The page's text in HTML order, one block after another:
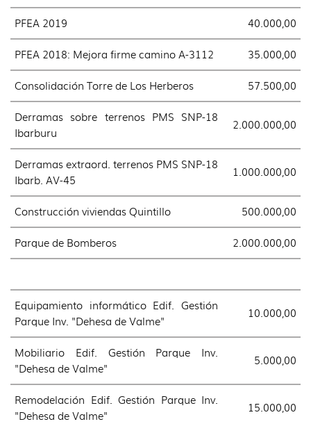
PFEA 2019 40.000,00
PFEA 2018: Mejora firme camino A-3112 35.000,00
Consolidación Torre de Los Herberos 57.500,00
Derramas sobre terrenos PMS SNP-18
Ibarburu
2.000.000,00
Derramas extraord. terrenos PMS SNP-18
Ibarb. AV-45
1.000.000,00
Construcción viviendas Quintillo 500.000,00
Parque de Bomberos 2.000.000,00
Equipamiento informático Edif. Gestión
Parque Inv. "Dehesa de Valme"
10.000,00
Mobiliario Edif. Gestión Parque Inv.
"Dehesa de Valme"
5.000,00
Remodelación Edif. Gestión Parque Inv.
"Dehesa de Valme"
15.000,00